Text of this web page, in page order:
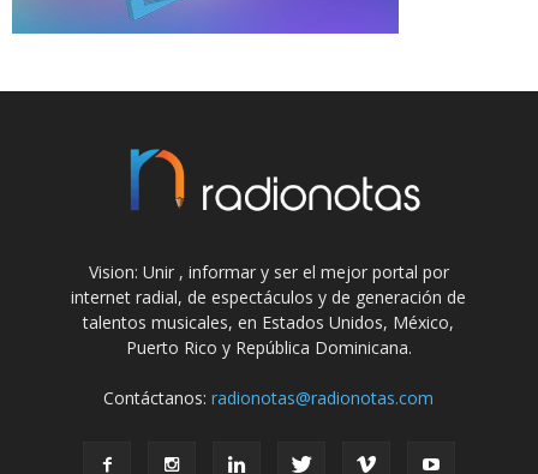
Vision: Unir , informar y ser el mejor portal por
internet radial, de espectáculos y de generación de
talentos musicales, en Estados Unidos, México,
Puerto Rico y República Dominicana.
Contáctanos:radionotas@radionotas.com